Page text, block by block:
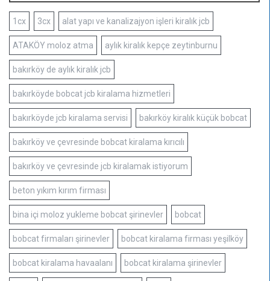
1cx 3cx alat yapı ve kanalizajyon işleri kiralık jcb
ATAKÖY moloz atma aylık kiralık kepçe zeytinburnu
bakırköy de aylık kiralık jcb
bakırköyde bobcat jcb kiralama hizmetleri
bakırköyde jcb kiralama servisi bakırköy kiralık küçük bobcat
bakırköy ve çevresinde bobcat kiralama kırıcılı
bakırköy ve çevresinde jcb kiralamak istiyorum
beton yıkım kırım firması
bina içi moloz yukleme bobcat şirinevler bobcat
bobcat firmaları şirinevler bobcat kiralama firması yeşilköy
bobcat kiralama havaalanı bobcat kiralama şirinevler